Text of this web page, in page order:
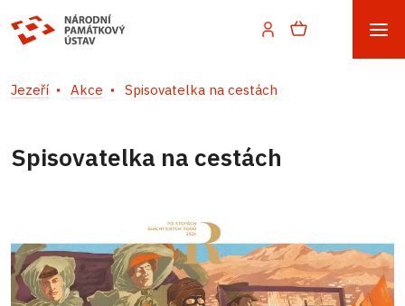
Jezeří Akce Spisovatelka na cestách
Spisovatelka na cestách